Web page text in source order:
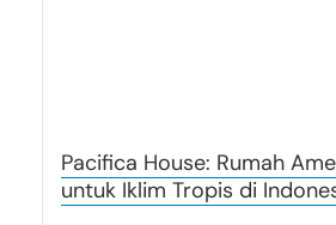
Pacifica House: Rumah
untuk Iklim Tropis di